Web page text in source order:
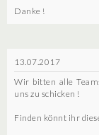
Danke !
13.07.2017
Wir bitten alle
uns zu schicken !
Finden könnt ihr